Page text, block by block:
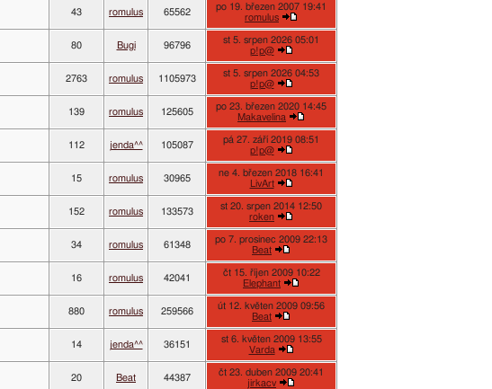
43 romulus 65562
po 19. březen 2007 19:41
romulus
80 Bugi 96796
st 5. srpen 2026 05:01
p!p@
2763 romulus 1105973
st 5. srpen 2026 04:53
p!p@
139 romulus 125605
po 23. březen 2020 14:45
Makavelina
112 jenda^^ 105087
pá 27. září 2019 08:51
p!p@
15 romulus 30965
ne 4. březen 2018 16:41
LivArt
152 romulus 133573
st 20. srpen 2014 12:50
roken
34 romulus 61348
po 7. prosinec 2009 22:13
Beat
16 romulus 42041
čt 15. říjen 2009 10:22
Elephant
880 romulus 259566
út 12. květen 2009 09:56
Beat
14 jenda^^ 36151
st 6. květen 2009 13:55
Varda
20 Beat 44387
čt 23. duben 2009 20:41
jirkacv